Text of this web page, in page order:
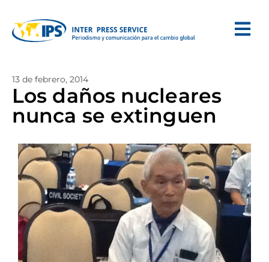
13 de febrero, 2014
Los daños nucleares
nunca se extinguen